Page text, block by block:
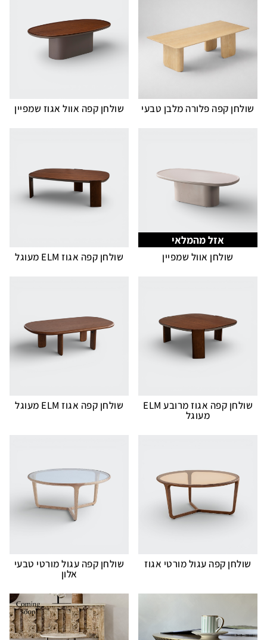
שולחן קפה פלורה מלבן טבעי שולחן קפה אוול אגוז שמפיין
אזל מהמלאי
שולחן אוול שמפיין שולחן קפה אגוז ELM מעוגל
שולחן קפה אגוז מרובע ELM
מעוגל
שולחן קפה אגוז ELM מעוגל
שולחן קפה עגול מורטי אגוז שולחן קפה עגול מורטי טבעי
אלון